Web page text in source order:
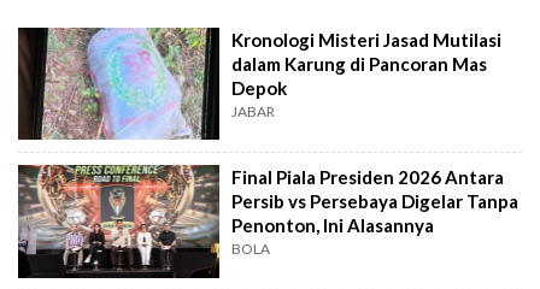
Kronologi Misteri Jasad Mutilasi
dalam Karung di Pancoran Mas
Depok
JABAR
Final Piala Presiden 2026 Antara
Persib vs Persebaya Digelar Tanpa
Penonton, Ini Alasannya
BOLA